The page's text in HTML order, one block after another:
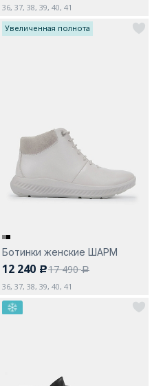
36, 37, 38, 39, 40, 41
Увеличенная полнота
Ботинки женские ШАРМ
12 240 c17 490a
36, 37, 38, 39, 40, 41